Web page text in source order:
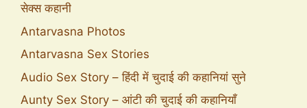
सेक्स कहानी
Antarvasna Photos
Antarvasna Sex Stories
Audio Sex Story – हिंदी में चुदाई की कहानियां सुने
Aunty Sex Story – आंटी की चुदाई की कहानियाँ